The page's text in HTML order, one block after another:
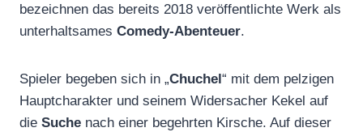
bezeichnen das bereits 2018 veröffentlichte Werk als
unterhaltsames Comedy-Abenteuer.
Spieler begeben sich in „Chuchel“ mit dem pelzigen
Hauptcharakter und seinem Widersacher Kekel auf
die Suche nach einer begehrten Kirsche. Auf dieser